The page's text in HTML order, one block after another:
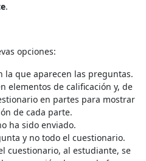
.
opciones:
la que aparecen las preguntas.
elementos de calificación y, de
en partes para mostrar
de cada parte.
ha sido enviado.
y no todo el cuestionario.
cuestionario, al estudiante, se